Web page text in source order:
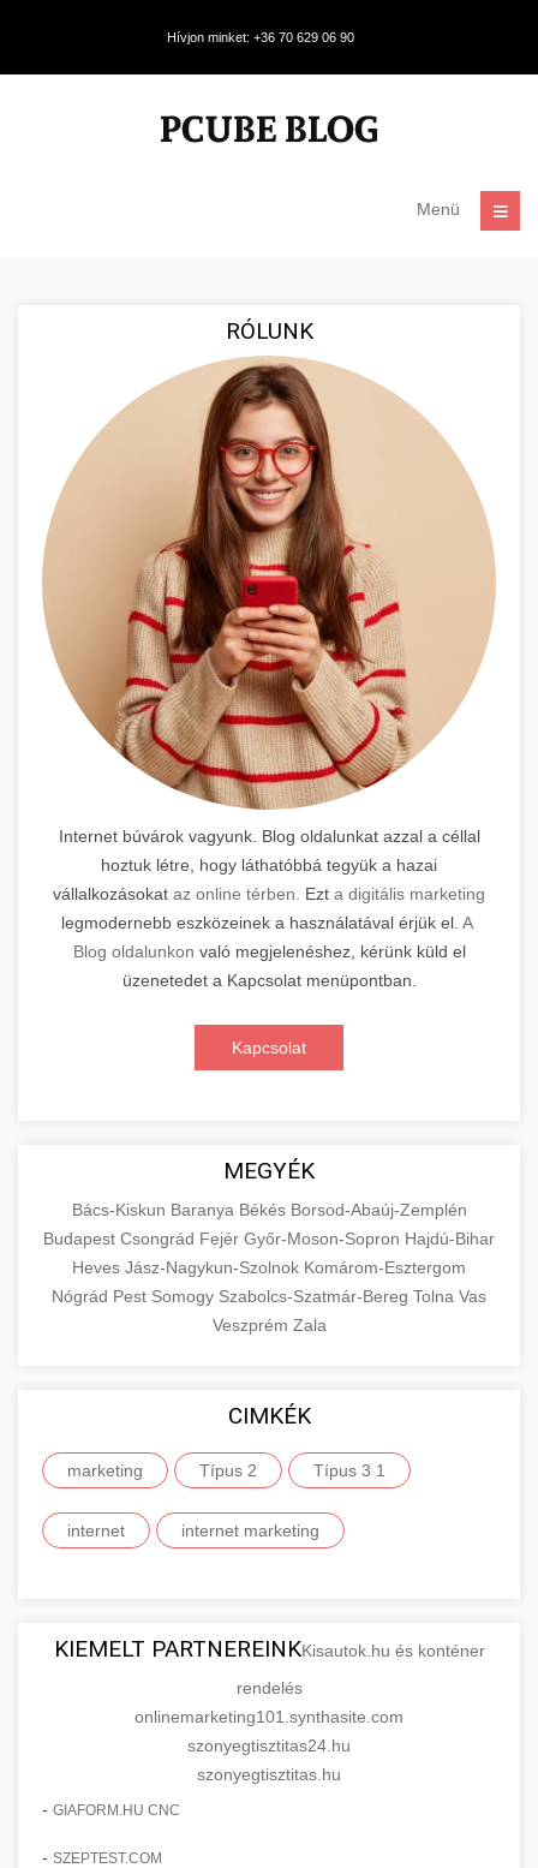
Hívjon minket: +36 70 629 06 90
Menü
RÓLUNK
Internet búvárok vagyunk. Blog oldalunkat azzal a céllal
hoztuk létre, hogy láthatóbbá tegyük a hazai
vállalkozásokat az online térben. Ezt a digitális marketing
legmodernebb eszközeinek a használatával érjük el. A
Blog oldalunkon való megjelenéshez, kérünk küld el
üzenetedet a Kapcsolat menüpontban.
Kapcsolat
MEGYÉK
Bács-Kiskun Baranya Békés Borsod-Abaúj-Zemplén
Budapest Csongrád Fejér Győr-Moson-Sopron Hajdú-Bihar
Heves Jász-Nagykun-Szolnok Komárom-Esztergom
Nógrád Pest Somogy Szabolcs-Szatmár-Bereg Tolna Vas
Veszprém Zala
CIMKÉK
marketing Típus 2 Típus 3 1
internet internet marketing
KIEMELT PARTNEREINKKisautok.hu és konténer
rendelés
onlinemarketing101.synthasite.com
szonyegtisztitas24.hu
szonyegtisztitas.hu
- GIAFORM.HU CNC
- SZEPTEST.COM